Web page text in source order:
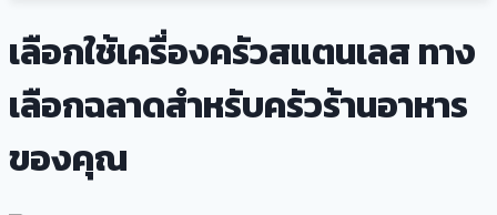
เลือกใช้เครื่องครัวสแตนเลส ทาง
เลือกฉลาดสำหรับครัวร้านอาหาร
ของคุณ